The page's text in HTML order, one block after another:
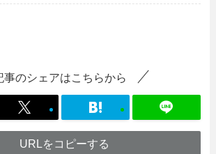
事のシェアはこちらから
URLをコピーする